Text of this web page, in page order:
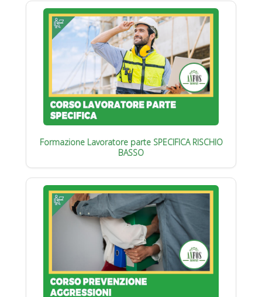
Formazione Lavoratore parte SPECIFICA RISCHIO
BASSO